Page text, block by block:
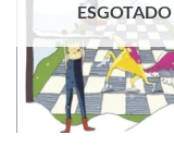
ESGOTADO